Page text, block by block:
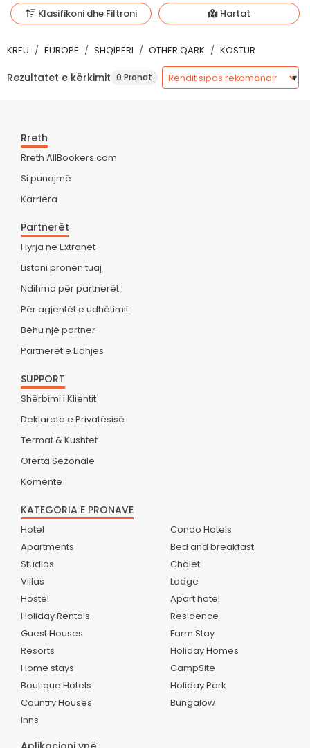
Klasifikoni dhe Filtroni Hartat
KREU EUROPË SHQIPËRI OTHER QARK KOSTUR
Rezultatet e kërkimit 0 Pronat
Rreth
Rreth AllBookers.com
Si punojmë
Karriera
Partnerët
Hyrja në Extranet
Listoni pronën tuaj
Ndihma për partnerët
Për agjentët e udhëtimit
Bëhu një partner
Partnerët e Lidhjes
SUPPORT
Shërbimi i Klientit
Deklarata e Privatësisë
Termat & Kushtet
Oferta Sezonale
Komente
KATEGORIA E PRONAVE
Hotel
Apartments
Studios
Villas
Hostel
Holiday Rentals
Guest Houses
Resorts
Home stays
Boutique Hotels
Country Houses
Inns
Condo Hotels
Bed and breakfast
Chalet
Lodge
Apart hotel
Residence
Farm Stay
Holiday Homes
CampSite
Holiday Park
Bungalow